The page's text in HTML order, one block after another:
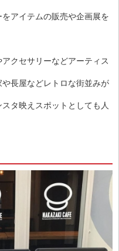
アイテムの販売や企画展を
クセサリーなどアーティス
長屋などレトロな街並みが
タ映えスポットとしても人